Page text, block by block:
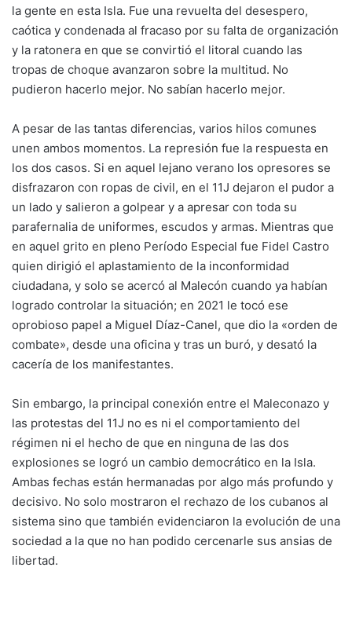
la gente en esta Isla. Fue una revuelta del desespero,
caótica y condenada al fracaso por su falta de organización
y la ratonera en que se convirtió el litoral cuando las
tropas de choque avanzaron sobre la multitud. No
pudieron hacerlo mejor. No sabían hacerlo mejor.
A pesar de las tantas diferencias, varios hilos comunes
unen ambos momentos. La represión fue la respuesta en
los dos casos. Si en aquel lejano verano los opresores se
disfrazaron con ropas de civil, en el 11J dejaron el pudor a
un lado y salieron a golpear y a apresar con toda su
parafernalia de uniformes, escudos y armas. Mientras que
en aquel grito en pleno Período Especial fue Fidel Castro
quien dirigió el aplastamiento de la inconformidad
ciudadana, y solo se acercó al Malecón cuando ya habían
logrado controlar la situación; en 2021 le tocó ese
oprobioso papel a Miguel Díaz-Canel, que dio la «orden de
combate», desde una oficina y tras un buró, y desató la
cacería de los manifestantes.
Sin embargo, la principal conexión entre el Maleconazo y
las protestas del 11J no es ni el comportamiento del
régimen ni el hecho de que en ninguna de las dos
explosiones se logró un cambio democrático en la Isla.
Ambas fechas están hermanadas por algo más profundo y
decisivo. No solo mostraron el rechazo de los cubanos al
sistema sino que también evidenciaron la evolución de una
sociedad a la que no han podido cercenarle sus ansias de
libertad.